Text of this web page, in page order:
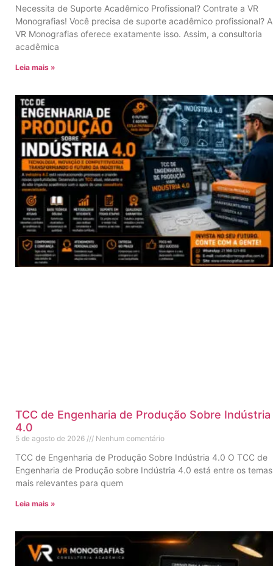
Necessita de Suporte Acadêmico Profissional? Contrate a VR
Monografias! Você precisa de suporte acadêmico profissional? A
VR Monografias oferece exatamente isso. Assim, a consultoria
acadêmica
Leia mais »
TCC de Engenharia de Produção Sobre Indústria
4.0
5 de agosto de 2026 Nenhum comentário
TCC de Engenharia de Produção Sobre Indústria 4.0 O TCC de
Engenharia de Produção sobre Indústria 4.0 está entre os temas
mais relevantes para quem
Leia mais »